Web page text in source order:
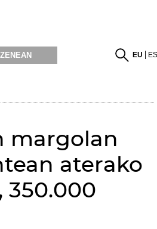
EU
margolan
aterako
350.000